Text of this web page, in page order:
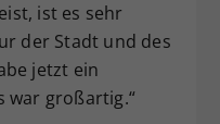
ist es sehr
der Stadt und des
jetzt ein
war großartig.“